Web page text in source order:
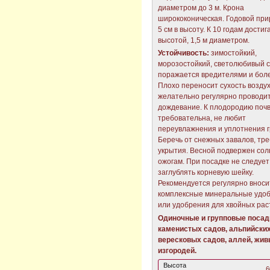
диаметром до 3 м. Крона
ширококоническая. Годовой
5 см в высоту. К 10 годам
высотой, 1,5 м диаметром.
Устойчивость: зимостойкий,
морозостойкий, светолюбивый
поражается вредителями и
Плохо переносит сухость
желательно регулярно
дождевание. К плодородию
требовательна, не любит
переувлажнения и уплотнения
Беречь от снежных завалов,
укрытия. Весной подвержен
ожогам. При посадке не следует
заглублять корневую шейку.
Рекомендуется регулярно
комплексные минеральные
или удобрения для хвойных
Одиночные и групповые
каменистых садов,
вересковых садов, аллей,
изгородей.
Высота